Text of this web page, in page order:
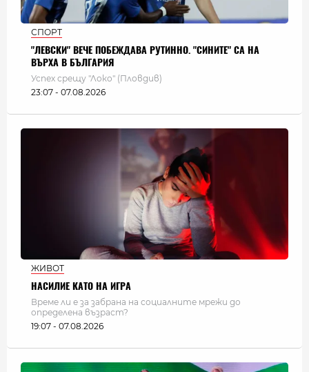
СПОРТ
"ЛЕВСКИ" ВЕЧЕ ПОБЕЖДАВА РУТИННО. "СИНИТЕ" СА НА
ВЪРХА В БЪЛГАРИЯ
Успех срещу "Локо" (Пловдив)
23:07 - 07.08.2026
ЖИВОТ
НАСИЛИЕ КАТО НА ИГРА
Време ли е за забрана на социалните мрежи до
определена възраст?
19:07 - 07.08.2026